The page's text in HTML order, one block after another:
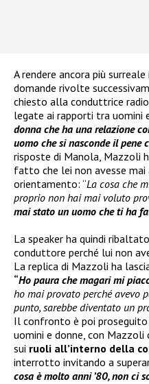
A rendere ancora più
domande rivolte
chiesto alla conduttrice
legate ai rapporti tra uomini
donna che ha una relazione
uomo che si nasconde il pene
risposte di Manola, Mazzoli
fatto che lei non avesse
orientamento: “La cosa che
proprio non hai mai voluto
mai stato un uomo che ti ha
La speaker ha quindi
conduttore perché lui non
La replica di Mazzoli ha
“Ho paura che magari mi
ho mai provato perché avevo
punto, sarebbe diventato un
Il confronto è poi
uomini e donne, con Mazzoli
sui ruoli all’interno della
interrotto invitando a
cosa è molto anni ’80, non ci